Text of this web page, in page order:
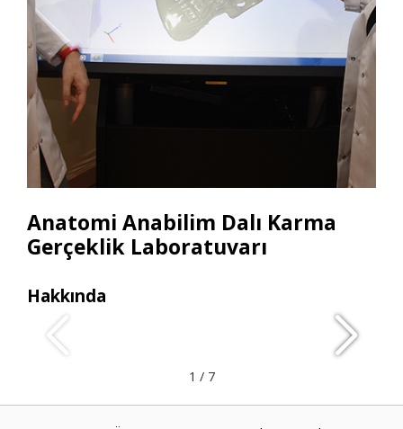
Anatomi Anabilim Dalı Karma
Gerçeklik Laboratuvarı
Hakkında
1 / 7